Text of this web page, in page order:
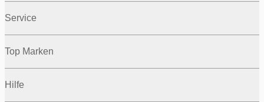
Service
Top Marken
Hilfe